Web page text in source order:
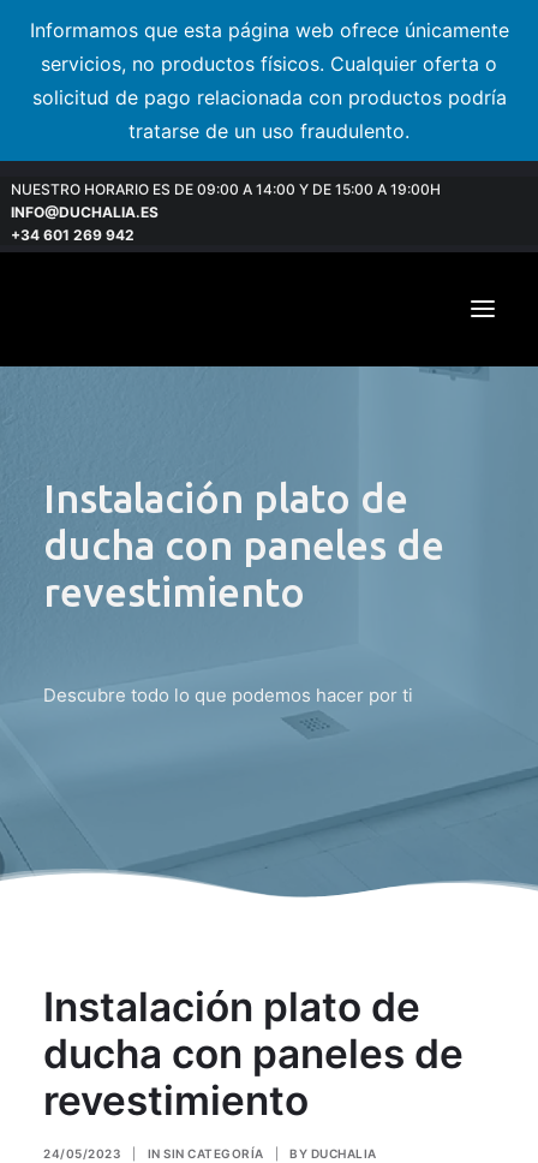
Informamos que esta página web ofrece únicamente
servicios, no productos físicos. Cualquier oferta o
solicitud de pago relacionada con productos podría
tratarse de un uso fraudulento.
NUESTRO HORARIO ES DE 09:00 A 14:00 Y DE 15:00 A 19:00H
INFO@DUCHALIA.ES
+34 601 269 942
Instalación plato de
ducha con paneles de
revestimiento
Descubre todo lo que podemos hacer por ti
Instalación plato de
ducha con paneles de
revestimiento
24/05/2023 IN SIN CATEGORÍA BY DUCHALIA